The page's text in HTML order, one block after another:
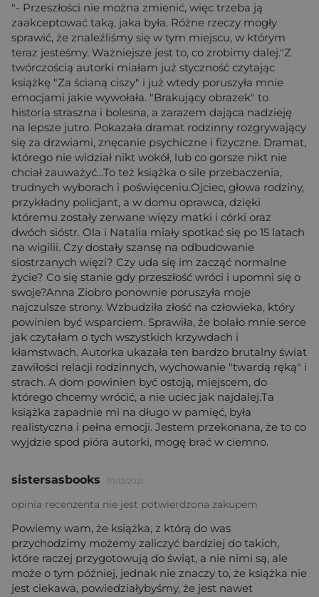
"- Przeszłości nie można zmienić, więc trzeba ją
zaakceptować taką, jaka była. Różne rzeczy mogły
sprawić, że znaleźliśmy się w tym miejscu, w którym
teraz jesteśmy. Ważniejsze jest to, co zrobimy dalej."Z
twórczością autorki miałam już styczność czytając
książkę "Za ścianą ciszy" i już wtedy poruszyła mnie
emocjami jakie wywołała. "Brakujący obrazek" to
historia straszna i bolesna, a zarazem dająca nadzieję
na lepsze jutro. Pokazała dramat rodzinny rozgrywający
się za drzwiami, znęcanie psychiczne i fizyczne. Dramat,
którego nie widział nikt wokół, lub co gorsze nikt nie
chciał zauważyć...To też książka o sile przebaczenia,
trudnych wyborach i poświęceniu.Ojciec, głowa rodziny,
przykładny policjant, a w domu oprawca, dzięki
któremu zostały zerwane więzy matki i córki oraz
dwóch sióstr. Ola i Natalia miały spotkać się po 15 latach
na wigilii. Czy dostały szansę na odbudowanie
siostrzanych więzi? Czy uda się im zacząć normalne
życie? Co się stanie gdy przeszłość wróci i upomni się o
swoje?Anna Ziobro ponownie poruszyła moje
najczulsze strony. Wzbudziła złość na człowieka, który
powinien być wsparciem. Sprawiła, że bolało mnie serce
jak czytałam o tych wszystkich krzywdach i
kłamstwach. Autorka ukazała ten bardzo brutalny świat
zawiłości relacji rodzinnych, wychowanie "twardą ręką" i
strach. A dom powinien być ostoją, miejscem, do
którego chcemy wrócić, a nie uciec jak najdalej.Ta
książka zapadnie mi na długo w pamięć, była
realistyczna i pełna emocji. Jestem przekonana, że to co
wyjdzie spod pióra autorki, mogę brać w ciemno.
sistersasbooks 07/12/2021
opinia recenzenta nie jest potwierdzona zakupem
Powiemy wam, że książka, z którą do was
przychodzimy możemy zaliczyć bardziej do takich,
które raczej przygotowują do świąt, a nie nimi są, ale
może o tym później, jednak nie znaczy to, że książka nie
jest ciekawa, powiedziałybyśmy, że jest nawet